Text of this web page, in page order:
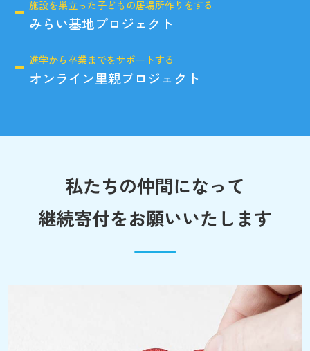
施設を巣立った子どもの居場所作りをする
みらい基地プロジェクト
進学から卒業までをサポートする
オンライン里親プロジェクト
私たちの仲間になって
継続寄付をお願いいたします